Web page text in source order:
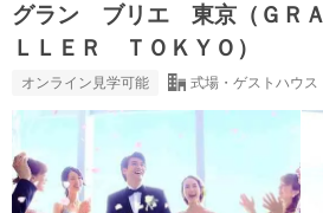
グラン ブリエ 東京（ＧＲ
ＬＬＥＲ ＴＯＫＹＯ）
オンライン見学可能 式場・ゲストハウス